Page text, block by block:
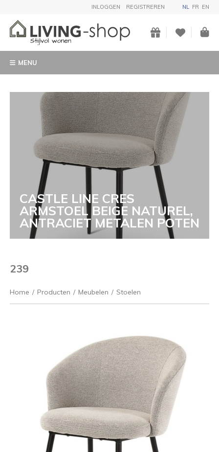
INLOGGEN REGISTREREN NL FR EN
MENU
CASTLE LINE CRES
ARMSTOEL BEIGE NATUREL,
ANTRACIET METALEN POTEN
239
Home / Producten / Meubelen / Stoelen